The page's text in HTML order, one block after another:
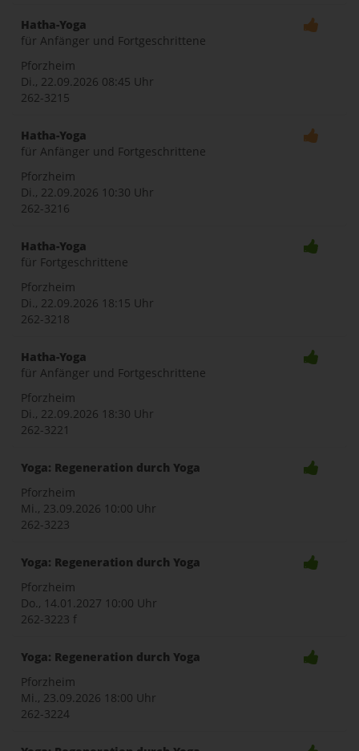
Hatha-Yoga
für Anfänger und Fortgeschrittene
Pforzheim
Di., 22.09.2026 08:45 Uhr
262-3215
Hatha-Yoga
für Anfänger und Fortgeschrittene
Pforzheim
Di., 22.09.2026 10:30 Uhr
262-3216
Hatha-Yoga
für Fortgeschrittene
Pforzheim
Di., 22.09.2026 18:15 Uhr
262-3218
Hatha-Yoga
für Anfänger und Fortgeschrittene
Pforzheim
Di., 22.09.2026 18:30 Uhr
262-3221
Yoga: Regeneration durch Yoga
Pforzheim
Mi., 23.09.2026 10:00 Uhr
262-3223
Yoga: Regeneration durch Yoga
Pforzheim
Do., 14.01.2027 10:00 Uhr
262-3223 f
Yoga: Regeneration durch Yoga
Pforzheim
Mi., 23.09.2026 18:00 Uhr
262-3224